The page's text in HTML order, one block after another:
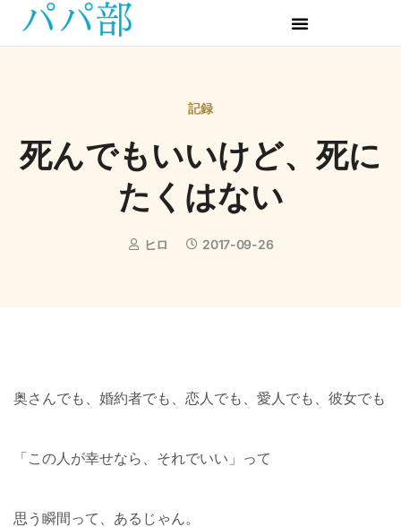
記録
死んでもいいけど、死に
たくはない
ヒロ 2017-09-26
奥さんでも、婚約者でも、恋人でも、愛人でも、彼女でも
「この人が幸せなら、それでいい」って
思う瞬間って、あるじゃん。